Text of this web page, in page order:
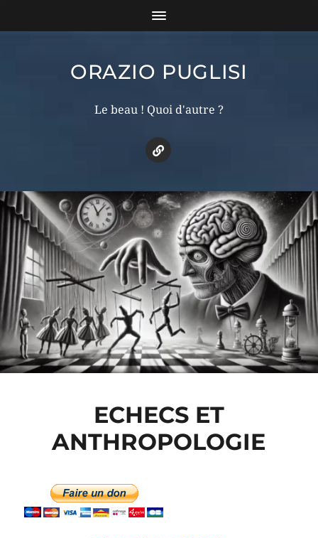
ORAZIO PUGLISI
Le beau ! Quoi d'autre ?
ECHECS ET
ANTHROPOLOGIE